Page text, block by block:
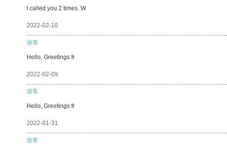
I called you 2 times. W
2022-02-10
游客
Hello, Greetings fr
2022-02-09
游客
Hello, Greetings fr
2022-01-31
游客